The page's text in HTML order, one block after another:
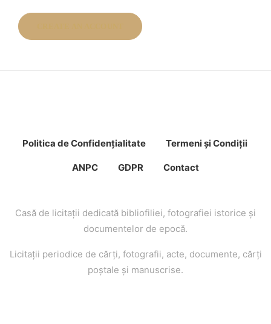
Politica de Confidenţialitate Termeni şi Condiţii
ANPC GDPR Contact
Casă de licitaţii dedicată bibliofiliei, fotografiei istorice şi
documentelor de epocă.
Licitaţii periodice de cărţi, fotografii, acte, documente, cărţi
poştale şi manuscrise.